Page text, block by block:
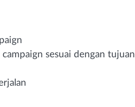
sesuai dengan tujuan